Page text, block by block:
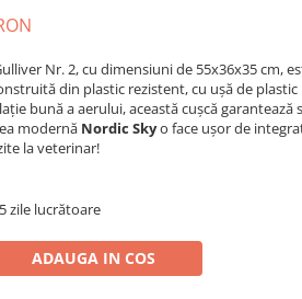
Nr. 2, cu dimensiuni de 55x36x35 cm,
din plastic rezistent, cu ușă de
bună a aerului, această cușcă
modernă Nordic Skyo face ușor de
la veterinar!
zile lucrătoare
ADAUGA IN COS